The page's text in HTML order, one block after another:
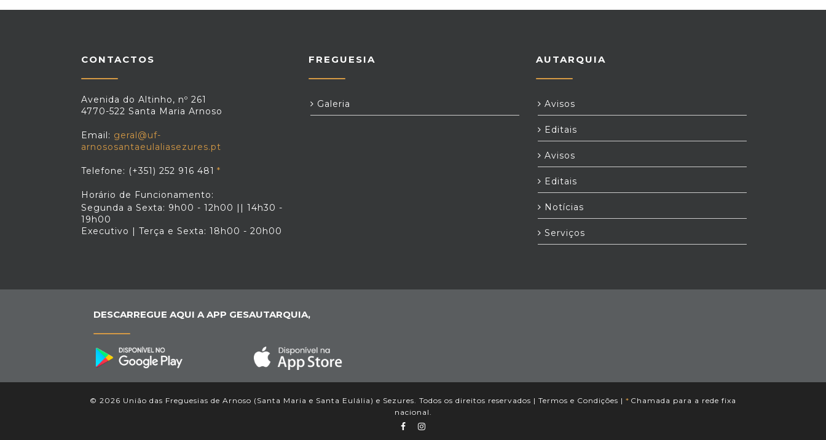
CONTACTOS
Avenida do Altinho, nº 261
4770-522 Santa Maria Arnoso
Email: geral@uf-
arnososantaeulaliasezures.pt
Telefone: (+351) 252 916 481
Horário de Funcionamento:
Segunda a Sexta: 9h00 - 12h00 || 14h30 -
19h00
Executivo | Terça e Sexta: 18h00 - 20h00
FREGUESIA
Galeria
AUTARQUIA
Avisos
Editais
Avisos
Editais
Notícias
Serviços
DESCARREGUE AQUI A APP GESAUTARQUIA,
© 2026 União das Freguesias de Arnoso (Santa Maria e Santa Eulália) e Sezures. Todos os direitos reservados | Termos e Condições | * Chamada para a rede fixa
nacional.